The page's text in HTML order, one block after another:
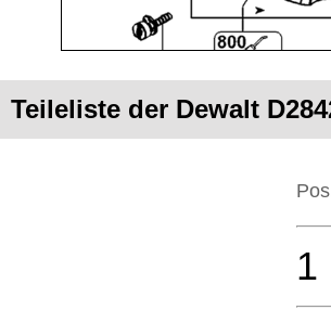
Teileliste der Dewalt
1